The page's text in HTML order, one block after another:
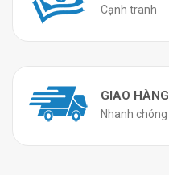
Cạnh tranh
GIAO HÀNG
Nhanh chóng